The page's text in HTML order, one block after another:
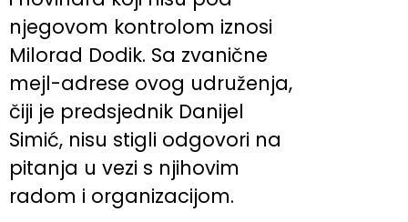
njegovom kontrolom iznosi
Milorad Dodik. Sa zvanične
mejl-adrese ovog udruženja,
čiji je predsjednik Danijel
Simić, nisu stigli odgovori na
pitanja u vezi s njihovim
radom i organizacijom.